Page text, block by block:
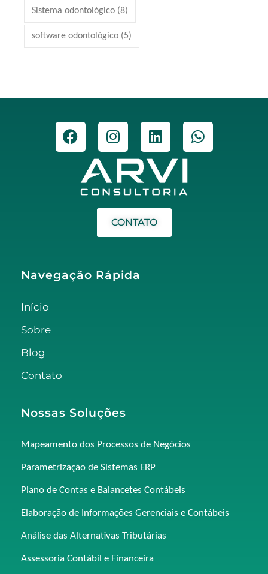
Sistema odontológico (8)
software odontológico (5)
CONTATO
Navegação Rápida
Início
Sobre
Blog
Contato
Nossas Soluções
Mapeamento dos Processos de Negócios
Parametrização de Sistemas ERP
Plano de Contas e Balancetes Contábeis
Elaboração de Informações Gerenciais e Contábeis
Análise das Alternativas Tributárias
Assessoria Contábil e Financeira